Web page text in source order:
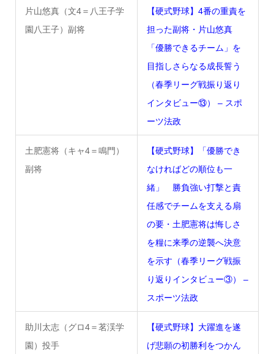
片山悠真（文4＝八王子学
園八王子）副将
【硬式野球】4番の重責を
担った副将・片山悠真
「優勝できるチーム」を
目指しさらなる成長誓う
（春季リーグ戦振り返り
インタビュー⑬） – スポ
ーツ法政
土肥憲将（キャ4＝鳴門）
副将
【硬式野球】「優勝でき
なければどの順位も一
緒」 勝負強い打撃と責
任感でチームを支える扇
の要・土肥憲将は悔しさ
を糧に来季の逆襲へ決意
を示す（春季リーグ戦振
り返りインタビュー③） –
スポーツ法政
助川太志（グロ4＝茗渓学
園）投手
【硬式野球】大躍進を遂
げ悲願の初勝利をつかん